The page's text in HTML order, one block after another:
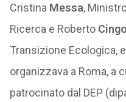
Cristina Messa,
Ricerca e Roberto
Transizione Ecologica,
organizzava a Roma, a
patrocinato dal DEP